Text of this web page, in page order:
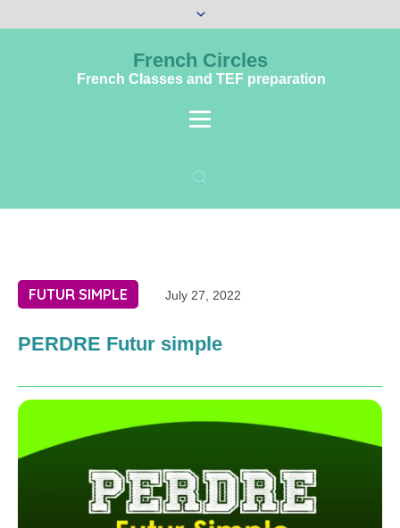
French Circles
French Classes and TEF preparation
FUTUR SIMPLE July 27, 2022
PERDRE Futur simple